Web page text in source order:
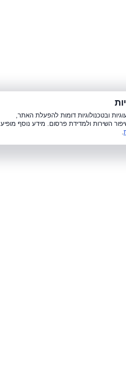
ובטכנולוגיות דומות להפעלת האתר,
השירות ולמדידת פרסום. מידע נוסף מופיע